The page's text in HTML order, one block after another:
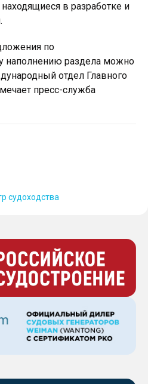
в разработке и
по
наполнению раздела можно
отдел Главного
пресс-служба
судоходства